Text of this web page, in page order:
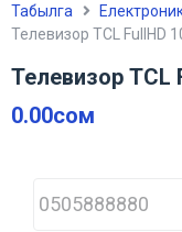
Табылга
Телевизор TCL FullHD
Телевизор TCL
0.00сом
h
o